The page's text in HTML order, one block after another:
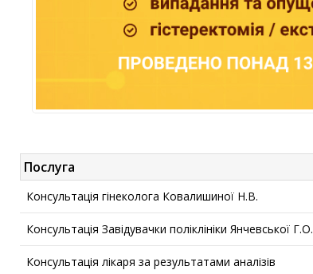
Послуга
Консультація гінеколога Ковалишиної Н.В.
Консультація Завідувачки поліклініки Янчевської Г.О.
Консультація лікаря за результатами аналізів